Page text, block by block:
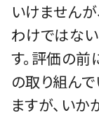
いけません
わけではな
す。評価の前
の取り組ん
ますが、いか